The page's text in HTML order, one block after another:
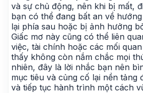
và sự chủ động, nên khi bị mất,
bạn có thể đang bất an về
lại phía sau hoặc bị ảnh hưởng
Giấc mơ này cũng có thể liên
việc, tài chính hoặc các mối
thấy không còn nắm chắc mọi
nhiên, đây là lời nhắc bạn nên
mục tiêu và củng cố lại nền tảng
và tiếp tục hành trình một cách